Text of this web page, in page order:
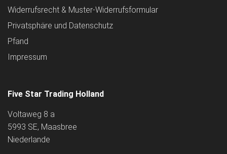
Widerrufsrecht & Muster-Widerrufsformular
Privatsphäre und Datenschutz
Pfand
Impressum
Five Star Trading Holland
Voltaweg 8 a
5993 SE, Maasbree
Niederlande